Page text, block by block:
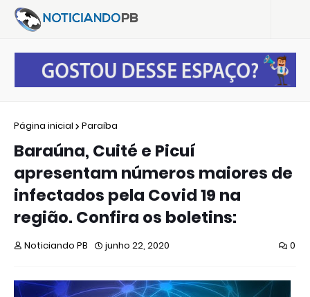
Página inicial Paraíba
Baraúna, Cuité e Picuí
apresentam números maiores de
infectados pela Covid 19 na
região. Confira os boletins:
Noticiando PB junho 22, 2020 0